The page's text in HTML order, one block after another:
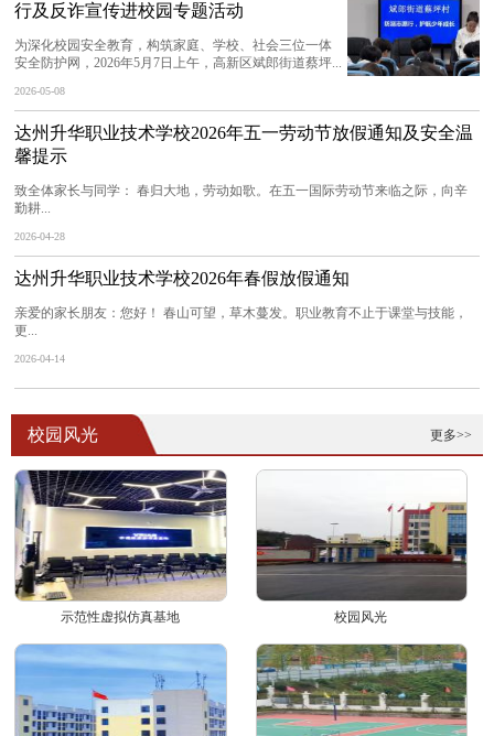
行及反诈宣传进校园专题活动
为深化校园安全教育，构筑家庭、学校、社会三位一体
安全防护网，2026年5月7日上午，高新区斌郎街道蔡坪...
2026-05-08
达州升华职业技术学校2026年五一劳动节放假通知及安全温
馨提示
致全体家长与同学： 春归大地，劳动如歌。在五一国际劳动节来临之际，向辛
勤耕...
2026-04-28
达州升华职业技术学校2026年春假放假通知
亲爱的家长朋友：您好！ 春山可望，草木蔓发。职业教育不止于课堂与技能，
更...
2026-04-14
更多>>
校园风光
示范性虚拟仿真基地 校园风光